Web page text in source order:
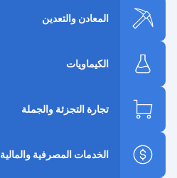
المعادن والتعدين
الكيماويات
تجارة التجزئة والجملة
الخدمات المصرفية والمالية